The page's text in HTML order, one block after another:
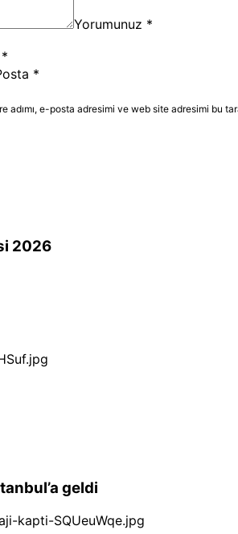
Yorumunuz *
*
*
adımı, e-posta adresimi ve web site adresimi bu
2026
geldi